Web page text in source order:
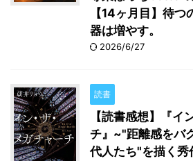
【14ヶ月目】待
器は増やす。
2026/6/27
読書
【読書感想】『イ
チ』~"距離感をバ
代人たち"を描く秀